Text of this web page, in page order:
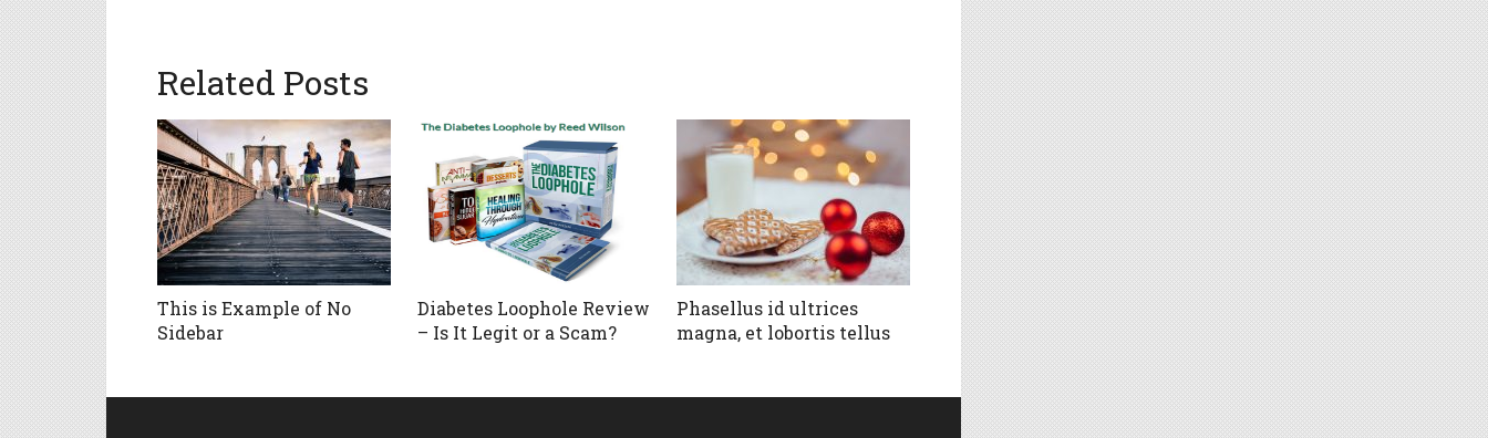
Related Posts
This is Example of No
Sidebar
Diabetes Loophole Review
– Is It Legit or a Scam?
Phasellus id ultrices
magna, et lobortis tellus